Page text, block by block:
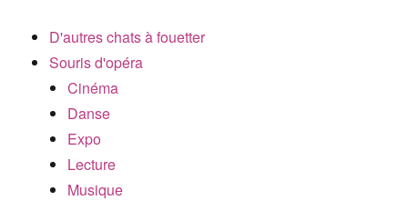
D'autres chats à fouetter
Souris d'opéra
Cinéma
Danse
Expo
Lecture
Musique